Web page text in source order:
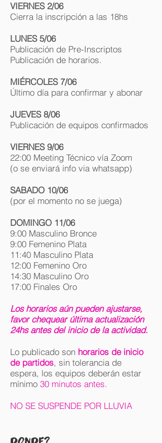
VIERNES 2/06
Cierra la inscripción a las 18hs
LUNES 5/06
Publicación de Pre-Inscriptos
Publicación de horarios.
MIÉRCOLES7/06
Último día para confirmar y abonar
JUEVES 8/06
Publicación de equipos confirmados
VIERNES 9/06
22:00 Meeting Técnico vía Zoom
(o se enviará info via whatsapp)
SABADO 10/06
(por el momento no se juega)
DOMINGO 11/06
9:00 Masculino Bronce
9:00 Femenino Plata
11:40 Masculino Plata
12:00 Femenino Oro
14:30 Masculino Oro
17:00 Finales Oro
Los horarios aún pueden ajustarse,
favor chequear última actualización
24hs antes del inicio de la actividad.
Lo publicado son horarios de inicio
de partidos, sin tolerancia de
espera, los equipos deberán estar
mínimo 30 minutos antes.
NO SE SUSPENDE POR LLUVIA